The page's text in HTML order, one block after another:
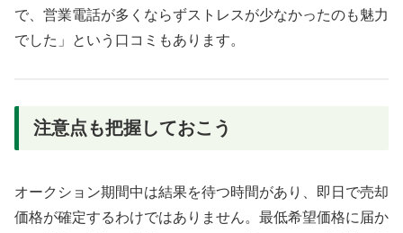
で、営業電話が多くならずストレスが少なかったのも魅力
でした」という口コミもあります。
注意点も把握しておこう
オークション期間中は結果を待つ時間があり、即日で売却
価格が確定するわけではありません。最低希望価格に届か